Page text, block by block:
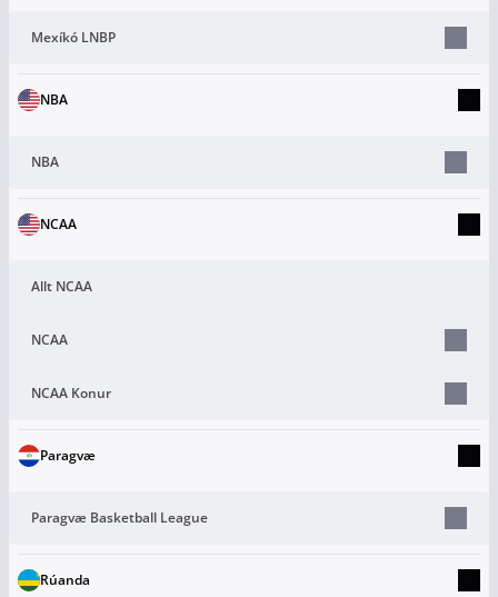
Mexíkó LNBP
NBA
NBA
NCAA
Allt NCAA
NCAA
NCAA Konur
Paragvæ
Paragvæ Basketball League
Rúanda